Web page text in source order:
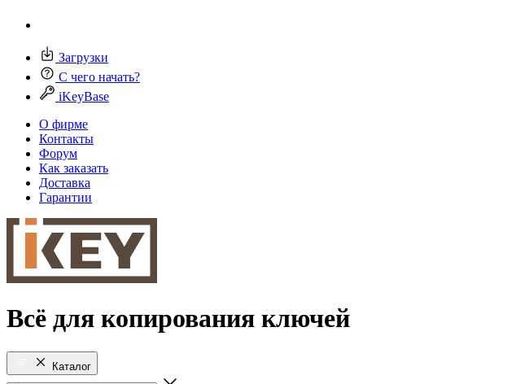
Загрузки
С чего начать?
iKeyBase
О фирме
Контакты
Форум
Как заказать
Доставка
Гарантии
Всё для копирования ключей
Каталог